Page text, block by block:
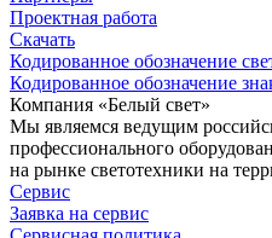
Проектная работа
Скачать
Кодированное обозначение
Кодированное обозначение
Компания «Белый свет»
Мы являемся ведущим
профессионального
на рынке светотехники на
Сервис
Заявка на сервис